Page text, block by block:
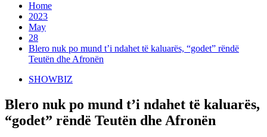
Home
2023
May
28
Blero nuk po mund t’i ndahet të kaluarës, “godet” rëndë
Teutën dhe Afronën
SHOWBIZ
Blero nuk po mund t’i ndahet të kaluarës,
“godet” rëndë Teutën dhe Afronën